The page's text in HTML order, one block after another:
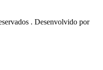
. Desenvolvido por